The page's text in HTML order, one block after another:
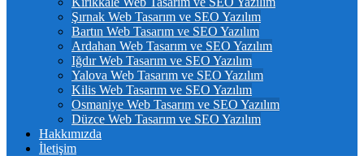
Şırnak Web Tasarım ve SEO Yazılım
Bartın Web Tasarım ve SEO Yazılım
Ardahan Web Tasarım ve SEO Yazılım
Iğdır Web Tasarım ve SEO Yazılım
Yalova Web Tasarım ve SEO Yazılım
Kilis Web Tasarım ve SEO Yazılım
Osmaniye Web Tasarım ve SEO Yazılım
Düzce Web Tasarım ve SEO Yazılım
Hakkımızda
İletişim